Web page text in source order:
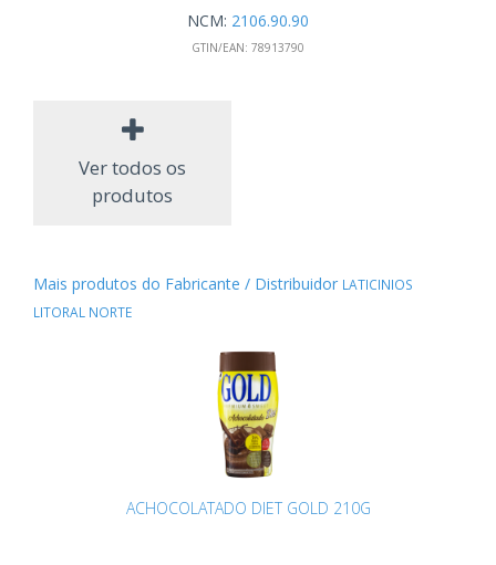
NCM: 2106.90.90
GTIN/EAN: 78913790
Ver todos os
produtos
Mais produtos do Fabricante / Distribuidor LATICINIOS
LITORAL NORTE
ACHOCOLATADO DIET GOLD 210G